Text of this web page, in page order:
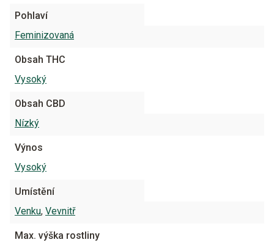
Pohlaví
Feminizovaná
Obsah THC
Vysoký
Obsah CBD
Nízký
Výnos
Vysoký
Umístění
Venku, Vevnitř
Max. výška rostliny